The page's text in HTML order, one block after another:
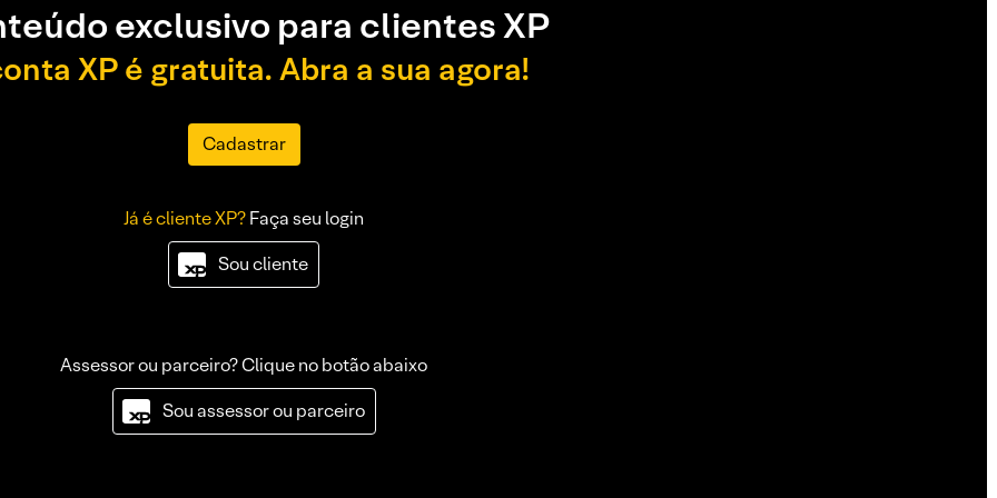
exclusivo para clientes XP
XP é gratuita. Abra a sua agora!
Cadastrar
Já é cliente XP?Faça seu login
Sou cliente
Assessor ou parceiro? Clique no botão abaixo
Sou assessor ou parceiro